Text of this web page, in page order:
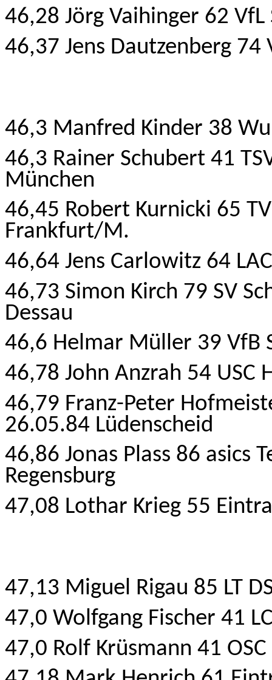
46,28 Jörg Vaihinger 62
46,37 Jens Dautzenberg
46,3 Manfred Kinder 38
46,3 Rainer Schubert 41
München
46,45 Robert Kurnicki 65
Frankfurt/M.
46,64 Jens Carlowitz 64
46,73 Simon Kirch 79 SV
Dessau
46,6 Helmar Müller 39 VfB
46,78 John Anzrah 54 USC
46,79 Franz-Peter
26.05.84 Lüdenscheid
46,86 Jonas Plass 86 asics
Regensburg
47,08 Lothar Krieg 55
47,13 Miguel Rigau 85 LT
47,0 Wolfgang Fischer 41
47,0 Rolf Krüsmann 41